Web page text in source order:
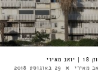
מאירי
מאירי 29 באוגוסט 2018